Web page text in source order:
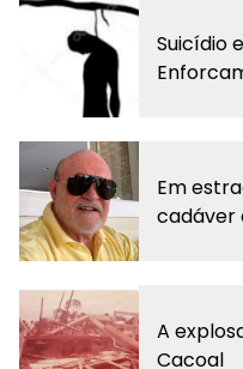
Suicídio
Em
cadáver
A
Cacoal